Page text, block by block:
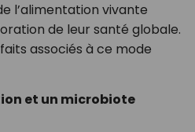
l’alimentation vivante
de leur santé globale.
associés à ce mode
et un microbiote